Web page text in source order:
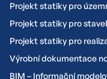
Projekt statiky pro
Projekt statiky pro
Projekt statiky pro
Výrobní dokumentace
BIM – Informační